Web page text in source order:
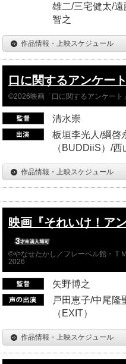
雄二/三宅健太/
智之
作品情報・上映スケジュール
口に関するアンケー
©2026映画「口に関するアンケート
清水崇
板垣李光人/綱啓
（BUDDiiS）/
作品情報・上映スケジュール
映画『それいけ！ア
©やなせたかし／フレーベル館・Ｔ
2026
矢野博之
戸田恵子/中尾隆
（EXIT）
作品情報・上映スケジュール